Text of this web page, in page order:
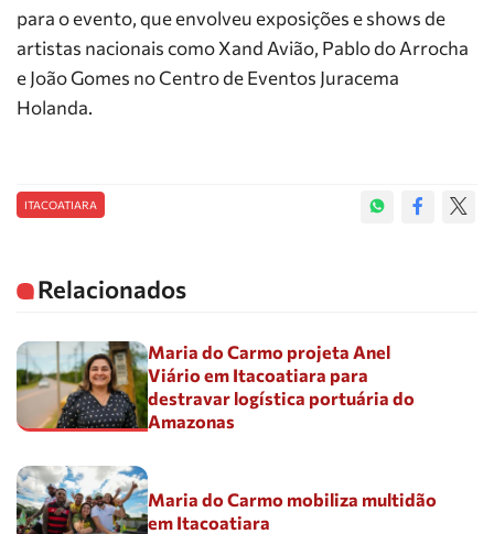
para o evento, que envolveu exposições e shows de
artistas nacionais como Xand Avião, Pablo do Arrocha
e João Gomes no Centro de Eventos Juracema
Holanda.
ITACOATIARA
Relacionados
Maria do Carmo projeta Anel
Viário em Itacoatiara para
destravar logística portuária do
Amazonas
Maria do Carmo mobiliza multidão
em Itacoatiara